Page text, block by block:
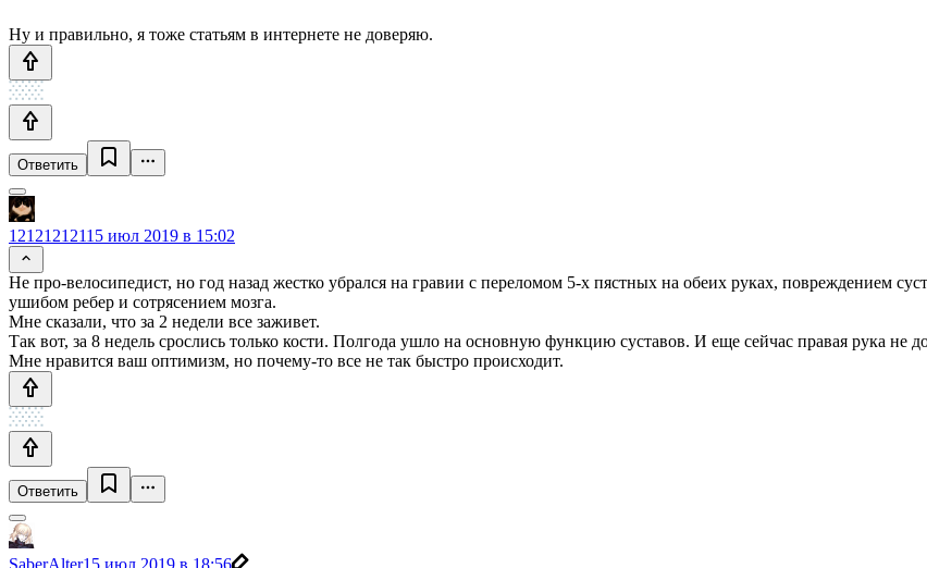
Ну и правильно, я тоже статьям в интернете не доверяю.
Ответить
12121212115 июл 2019 в 15:02
Не про-велосипедист, но год назад жестко убрался на гравии с переломом 5-х пястных на обеих руках, повреждением
ушибом ребер и сотрясением мозга.
Мне сказали, что за 2 недели все заживет.
Так вот, за 8 недель срослись только кости. Полгода ушло на основную функцию суставов. И еще сейчас правая рука не
Мне нравится ваш оптимизм, но почему-то все не так быстро происходит.
Ответить
SaberAlter15 июл 2019 в 18:56